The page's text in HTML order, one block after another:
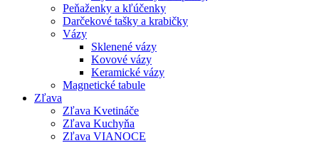
Peňaženky a kľúčenky
Darčekové tašky a krabičky
Vázy
Sklenené vázy
Kovové vázy
Keramické vázy
Magnetické tabule
Zľava
Zľava Kvetináče
Zľava Kuchyňa
Zľava VIANOCE